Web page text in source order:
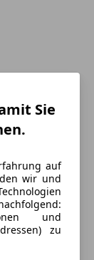
Sie
auf
wir und
und
zu